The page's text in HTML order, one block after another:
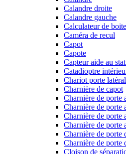
Calandre droite
Calandre gauche
Calculateur de
Caméra de recul
Capot
Capote
Capteur aide au
Catadioptre
Chariot porte
Charnière de capot
Charnière de porte
Charnière de porte
Charnière de porte
Charnière de porte
Charnière de porte
Charnière de porte
Cloison de